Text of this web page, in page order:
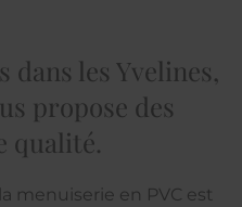
dans les Yvelines,
propose des
qualité.
menuiserie en PVC est